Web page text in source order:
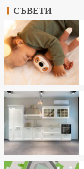
СЪВЕТИ